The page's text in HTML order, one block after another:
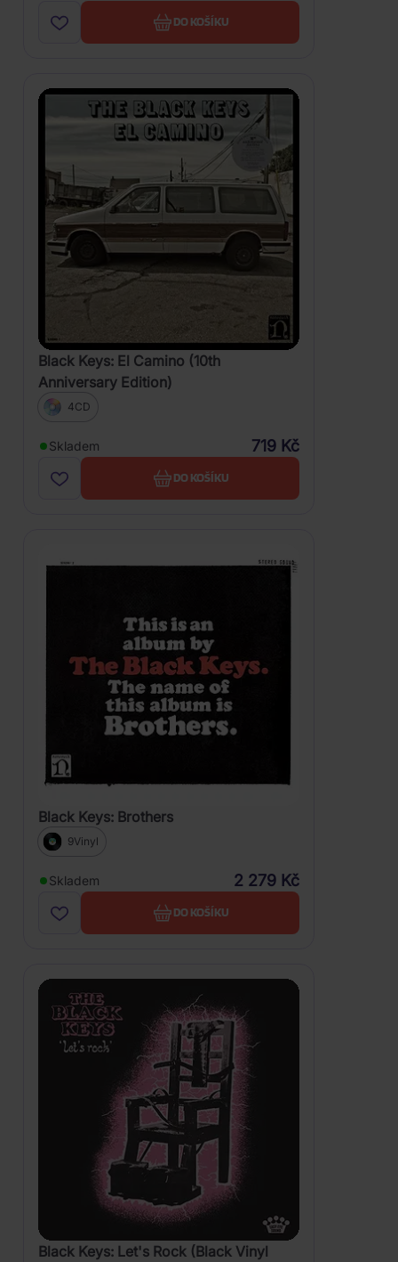
DO KOŠÍKU
Black Keys: El Camino (10th
Anniversary Edition)
4CD
Skladem 719 Kč
DO KOŠÍKU
Black Keys: Brothers
9Vinyl
Skladem 2 279 Kč
DO KOŠÍKU
Black Keys: Let's Rock (Black Vinyl